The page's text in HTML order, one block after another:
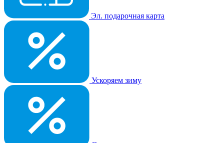
Эл. подарочная карта
Ускоряем зиму